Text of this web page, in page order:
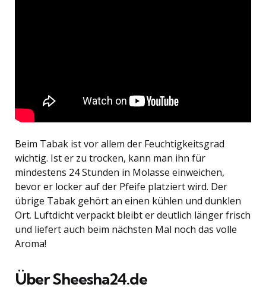
Beim Tabak ist vor allem der Feuchtigkeitsgrad
wichtig. Ist er zu trocken, kann man ihn für
mindestens 24 Stunden in Molasse einweichen,
bevor er locker auf der Pfeife platziert wird. Der
übrige Tabak gehört an einen kühlen und dunklen
Ort. Luftdicht verpackt bleibt er deutlich länger frisch
und liefert auch beim nächsten Mal noch das volle
Aroma!
Über Sheesha24.de